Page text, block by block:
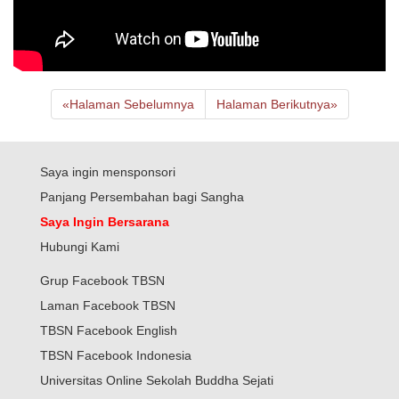
«Halaman Sebelumnya Halaman Berikutnya»
Saya ingin mensponsori
Panjang Persembahan bagi Sangha
Saya Ingin Bersarana
Hubungi Kami
Grup Facebook TBSN
Laman Facebook TBSN
TBSN Facebook English
TBSN Facebook Indonesia
Universitas Online Sekolah Buddha Sejati